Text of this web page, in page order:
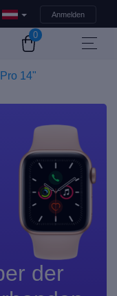
Anmelden
0
14"
der